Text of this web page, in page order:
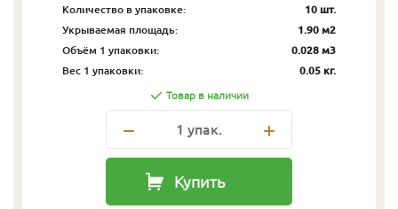
Количество в упаковке:
10 шт.
Укрываемая площадь:
1.90 м2
Объём 1 упаковки:
0.028 м3
Вес 1 упаковки:
0.05 кг.
Товар в наличии
1 упак.
Купить